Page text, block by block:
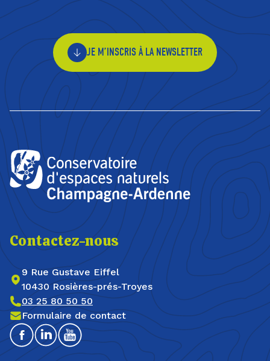
JE M’INSCRIS À LA NEWSLETTER
Contactez-nous
9 Rue Gustave Eiffel
10430 Rosières-prés-Troyes
03 25 80 50 50
Formulaire de contact
FacebookLinkedinYoutube